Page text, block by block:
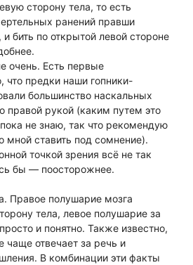
сторону тела, то есть
ранений правши
бить по открытой левой стороне
очень. Есть первые
что предки наши гопники-
большинство наскальных
правой рукой (каким путем это
не знаю, так что рекомендую
мной ставить под сомнение).
точкой зрения всё не так
бы — поосторожнее.
Правое полушарие мозга
тела, левое полушарие за
и понятно. Также известно,
чаще отвечает за речь и
В комбинации эти факты